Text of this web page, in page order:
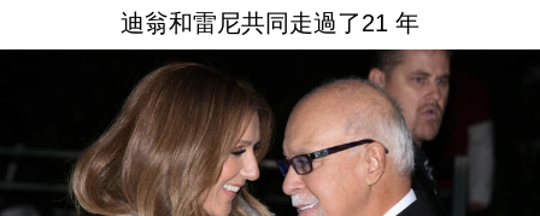
迪翁和雷尼共同走過了21 年